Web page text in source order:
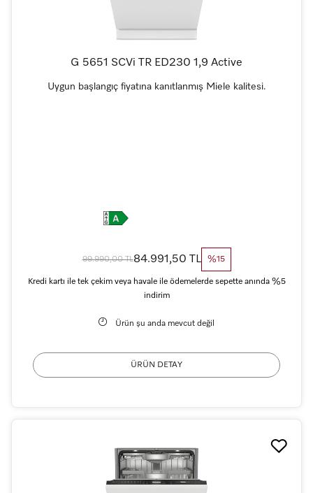
G 5651 SCVi TR ED230 1,9 Active
Uygun başlangıç fiyatına kanıtlanmış Miele kalitesi.
99.990,00 TL84.991,50 TL %15
Kredi kartı ile tek çekim veya havale ile ödemelerde sepette anında %5
indirim
Ürün şu anda mevcut değil
ÜRÜN DETAY